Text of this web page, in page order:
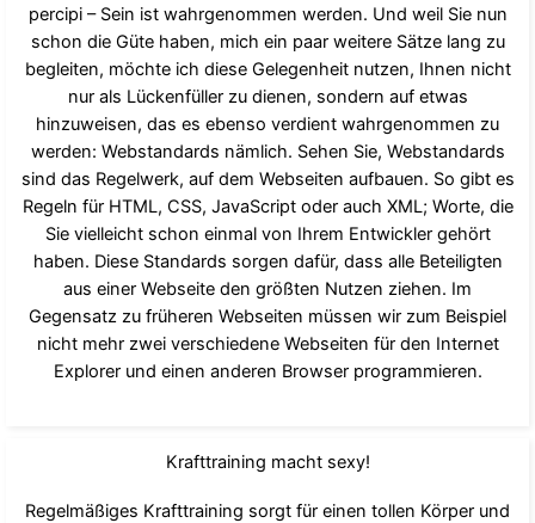
percipi – Sein ist wahrgenommen werden. Und weil Sie nun
schon die Güte haben, mich ein paar weitere Sätze lang zu
begleiten, möchte ich diese Gelegenheit nutzen, Ihnen nicht
nur als Lückenfüller zu dienen, sondern auf etwas
hinzuweisen, das es ebenso verdient wahrgenommen zu
werden: Webstandards nämlich. Sehen Sie, Webstandards
sind das Regelwerk, auf dem Webseiten aufbauen. So gibt es
Regeln für HTML, CSS, JavaScript oder auch XML; Worte, die
Sie vielleicht schon einmal von Ihrem Entwickler gehört
haben. Diese Standards sorgen dafür, dass alle Beteiligten
aus einer Webseite den größten Nutzen ziehen. Im
Gegensatz zu früheren Webseiten müssen wir zum Beispiel
nicht mehr zwei verschiedene Webseiten für den Internet
Explorer und einen anderen Browser programmieren.
Krafttraining macht sexy!
Regelmäßiges Krafttraining sorgt für einen tollen Körper und